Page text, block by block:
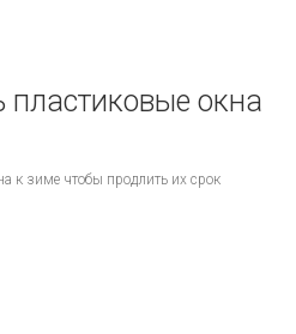
пластиковые окна
к зиме чтобы продлить их срок